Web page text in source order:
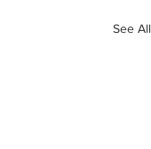
See All